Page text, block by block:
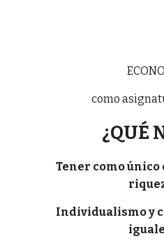
como
¿QUÉ
Tener como único
Individualismo y